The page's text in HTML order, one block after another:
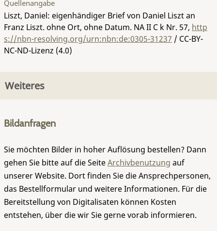
Quellenangabe
Liszt, Daniel: eigenhändiger Brief von Daniel Liszt an
Franz Liszt. ohne Ort, ohne Datum. NA II C k Nr. 57, http
s://nbn-resolving.org/urn:nbn:de:0305-31237 / CC-BY-
NC-ND-Lizenz (4.0)
Weiteres
Bildanfragen
Sie möchten Bilder in hoher Auflösung bestellen? Dann
gehen Sie bitte auf die SeiteArchivbenutzung auf
unserer Website. Dort finden Sie die Ansprechpersonen,
das Bestellformular und weitere Informationen. Für die
Bereitstellung von Digitalisaten können Kosten
entstehen, über die wir Sie gerne vorab informieren.